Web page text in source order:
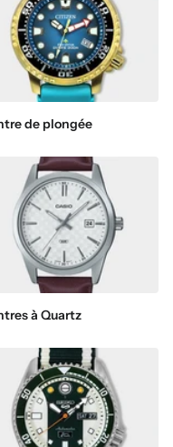
de plongée
à Quartz